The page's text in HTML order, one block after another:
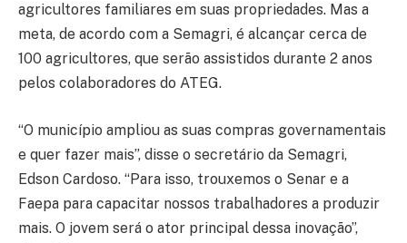
agricultores familiares em suas propriedades. Mas a
meta, de acordo com a Semagri, é alcançar cerca de
100 agricultores, que serão assistidos durante 2 anos
pelos colaboradores do ATEG.
“O município ampliou as suas compras governamentais
e quer fazer mais”, disse o secretário da Semagri,
Edson Cardoso. “Para isso, trouxemos o Senar e a
Faepa para capacitar nossos trabalhadores a produzir
mais. O jovem será o ator principal dessa inovação”,